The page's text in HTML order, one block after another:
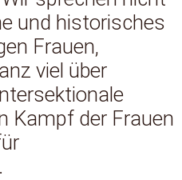
und historisches
Frauen,
viel über
Kampf der Frauen